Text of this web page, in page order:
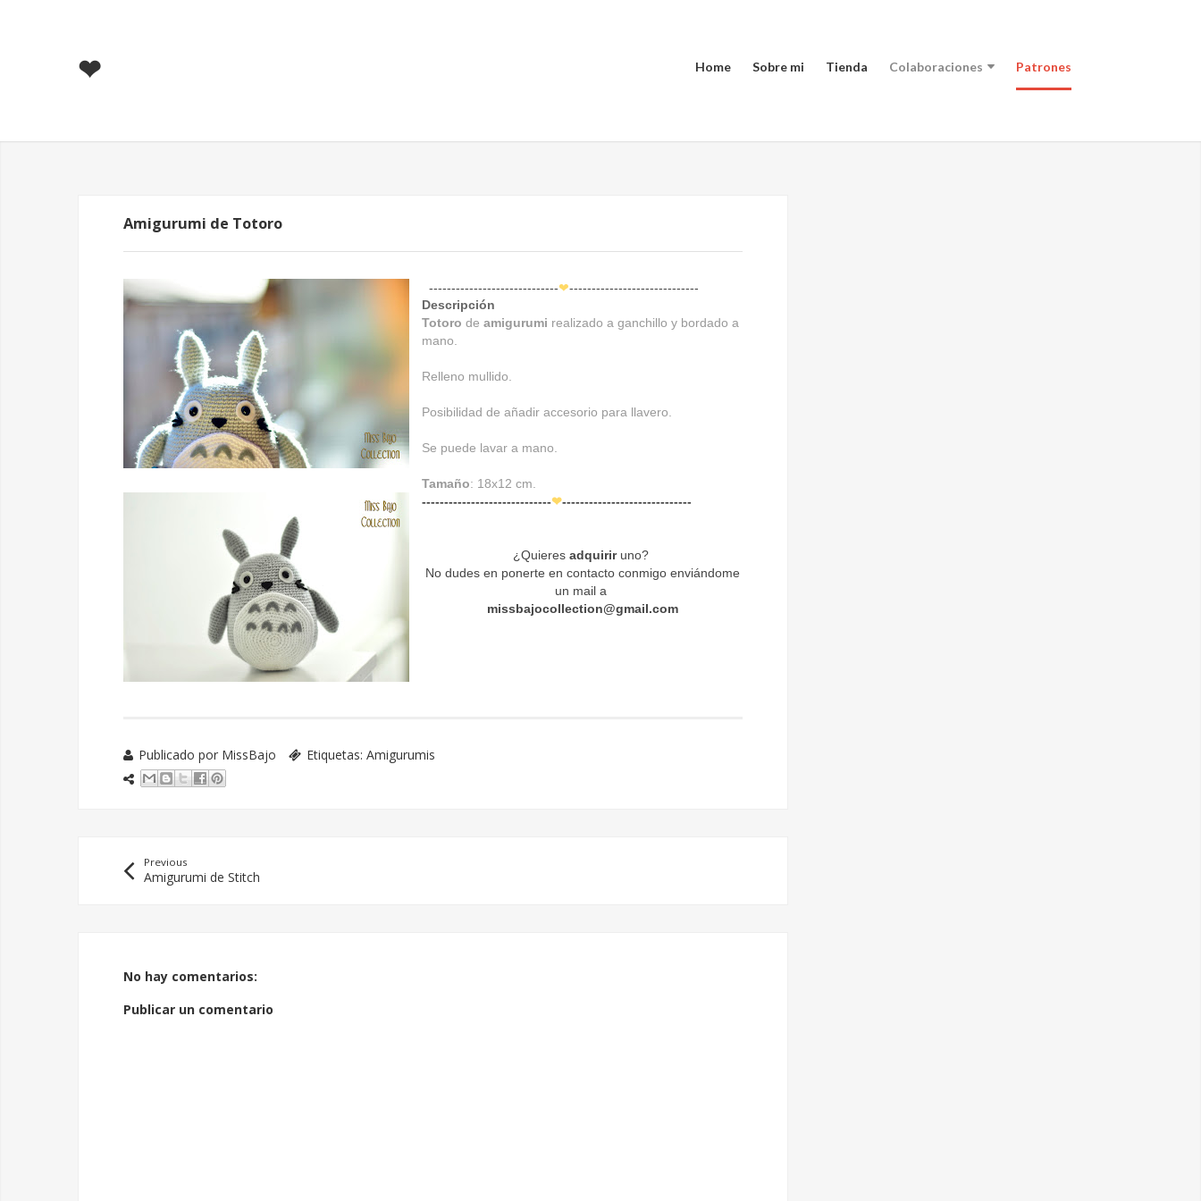
❤ Home Sobre mi Tienda Colaboraciones Patrones
Amigurumi de Totoro
-----------------------------❤-----------------------------
Descripción
Totoro de amigurumi realizado a ganchillo y bordado a
mano.
Relleno mullido.
Posibilidad de añadir accesorio para llavero.
Se puede lavar a mano.
Tamaño: 18x12 cm.
-----------------------------❤-----------------------------
¿Quieres adquiriruno?
No dudes en ponerte en contacto conmigo enviándome
un mail a
missbajocollection@gmail.com
Publicado por MissBajo Etiquetas: Amigurumis
Previous
Amigurumi de Stitch
No hay comentarios:
Publicar un comentario